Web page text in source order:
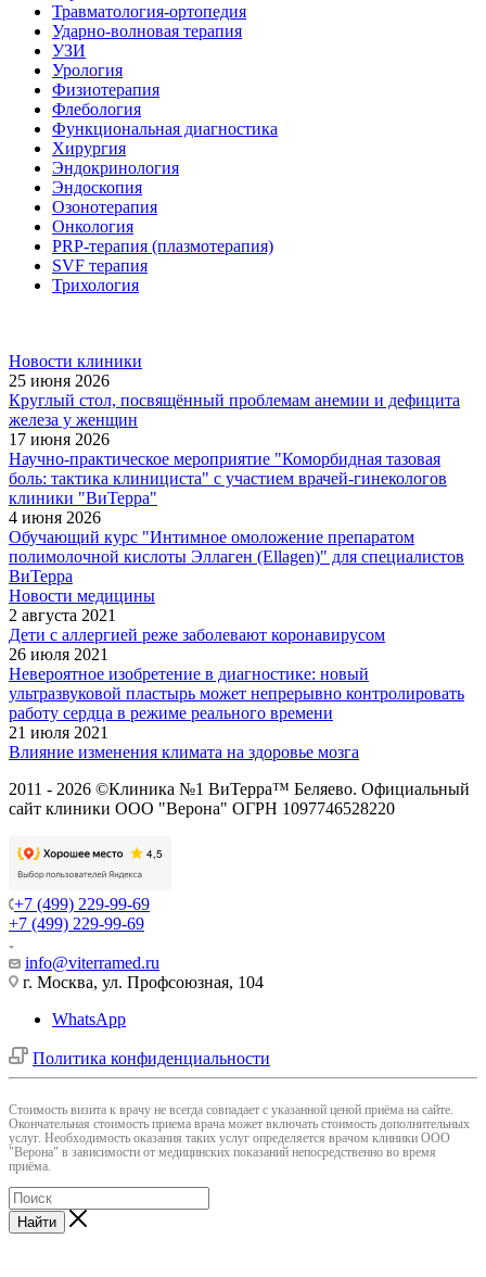
Травматология-ортопедия
Ударно-волновая терапия
УЗИ
Урология
Физиотерапия
Флебология
Функциональная диагностика
Хирургия
Эндокринология
Эндоскопия
Озонотерапия
Онкология
PRP-терапия (плазмотерапия)
SVF терапия
Трихология
Новости клиники
25 июня 2026
Круглый стол, посвящённый проблемам анемии и дефицита
железа у женщин
17 июня 2026
Научно-практическое мероприятие "Коморбидная тазовая
боль: тактика клинициста" с участием врачей-гинекологов
клиники "ВиТерра"
4 июня 2026
Обучающий курс "Интимное омоложение препаратом
полимолочной кислоты Эллаген (Ellagen)" для специалистов
ВиТерра
Новости медицины
2 августа 2021
Дети с аллергией реже заболевают коронавирусом
26 июля 2021
Невероятное изобретение в диагностике: новый
ультразвуковой пластырь может непрерывно контролировать
работу сердца в режиме реального времени
21 июля 2021
Влияние изменения климата на здоровье мозга
2011 - 2026 ©Клиника №1 ВиТерра™ Беляево. Официальный
сайт клиники ООО "Верона" ОГРН 1097746528220
+7 (499) 229-99-69
+7 (499) 229-99-69
info@viterramed.ru
г. Москва, ул. Профсоюзная, 104
WhatsApp
Политика конфиденциальности
Cтоимость визита к врачу не всегда совпадает с указанной ценой приёма на сайте.
Окончательная стоимость приема врача может включать стоимость дополнительных
услуг. Необходимость оказания таких услуг определяется врачом клиники ООО
"Верона" в зависимости от медицинских показаний непосредственно во время
приёма.
Найти